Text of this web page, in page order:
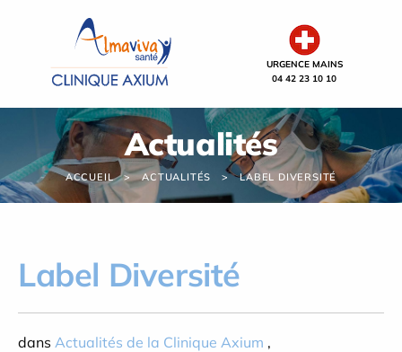
URGENCE MAINS
04 42 23 10 10
Actualités
ACCUEIL ACTUALITÉS LABEL DIVERSITÉ
Label Diversité
dans Actualités de la Clinique Axium ,